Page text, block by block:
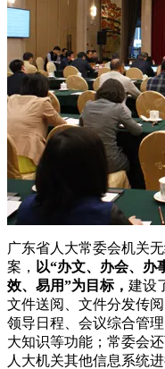
广东省人大常委会机关
案， 以“办文、办会、办
效、易用”为目标， 建设
文件送阅、文件分发传
领导日程、会议综合管
大知识等功能；常委会
人大机关其他信息系统进